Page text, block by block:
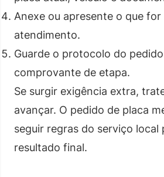
Anexe ou apresente o que
atendimento.
Guarde o protocolo do
comprovante de etapa.
Se surgir exigência extra,
avançar. O pedido de placa
seguir regras do serviço local
resultado final.